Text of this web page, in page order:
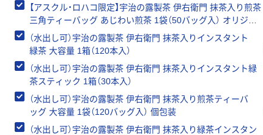
【アスクル・ロハコ限定】宇治の露製茶 伊右衛門 抹茶入り煎茶
三角ティーバッグ あじわい煎茶 1袋（50バッグ入） オリジナ
ル
（水出し可）宇治の露製茶 伊右衛門 抹茶入りインスタント
緑茶 大容量 1箱（120本入）
（水出し可）宇治の露製茶 伊右衛門 抹茶入りインスタント緑
茶スティック 1箱（30本入）
（水出し可）宇治の露製茶 伊右衛門 抹茶入り煎茶ティーバ
ッグ 大容量 1袋（120バッグ入） 個包装
（水出し可）宇治の露製茶 伊右衛門 抹茶入り緑茶インスタン